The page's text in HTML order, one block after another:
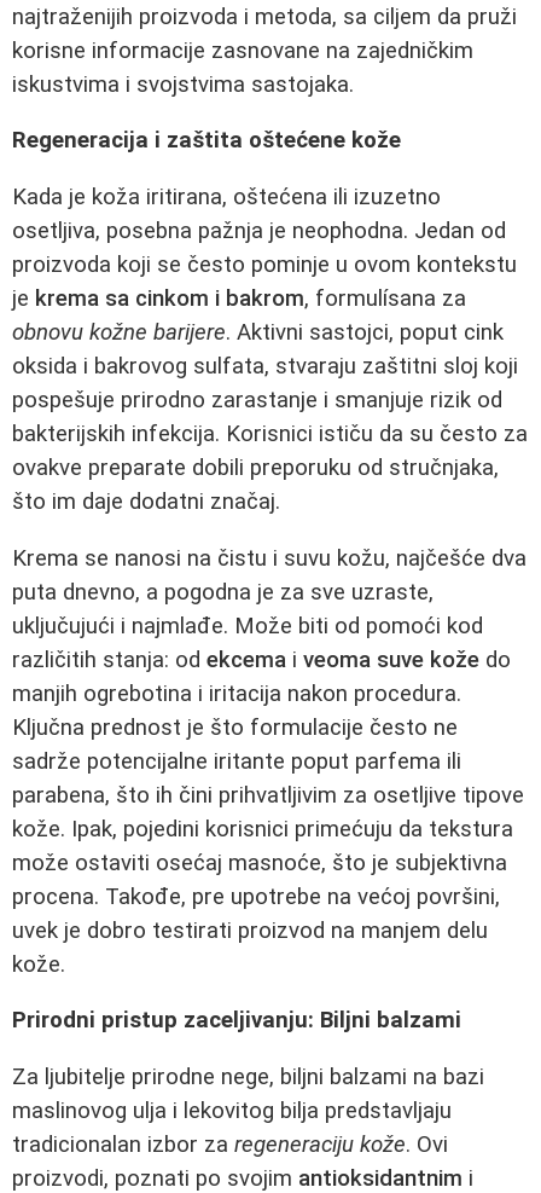
najtraženijih proizvoda i metoda, sa ciljem da pruži
korisne informacije zasnovane na zajedničkim
iskustvima i svojstvima sastojaka.
Regeneracija i zaštita oštećene kože
Kada je koža iritirana, oštećena ili izuzetno
osetljiva, posebna pažnja je neophodna. Jedan od
proizvoda koji se često pominje u ovom kontekstu
je krema sa cinkom i bakrom, formulísana za
obnovu kožne barijere. Aktivni sastojci, poput cink
oksida i bakrovog sulfata, stvaraju zaštitni sloj koji
pospešuje prirodno zarastanje i smanjuje rizik od
bakterijskih infekcija. Korisnici ističu da su često za
ovakve preparate dobili preporuku od stručnjaka,
što im daje dodatni značaj.
Krema se nanosi na čistu i suvu kožu, najčešće dva
puta dnevno, a pogodna je za sve uzraste,
uključujući i najmlađe. Može biti od pomoći kod
različitih stanja: od ekcema i veoma suve kože do
manjih ogrebotina i iritacija nakon procedura.
Ključna prednost je što formulacije često ne
sadrže potencijalne iritante poput parfema ili
parabena, što ih čini prihvatljivim za osetljive tipove
kože. Ipak, pojedini korisnici primećuju da tekstura
može ostaviti osećaj masnoće, što je subjektivna
procena. Takođe, pre upotrebe na većoj površini,
uvek je dobro testirati proizvod na manjem delu
kože.
Prirodni pristup zaceljivanju: Biljni balzami
Za ljubitelje prirodne nege, biljni balzami na bazi
maslinovog ulja i lekovitog bilja predstavljaju
tradicionalan izbor za regeneraciju kože. Ovi
proizvodi, poznati po svojim antioksidantnim i